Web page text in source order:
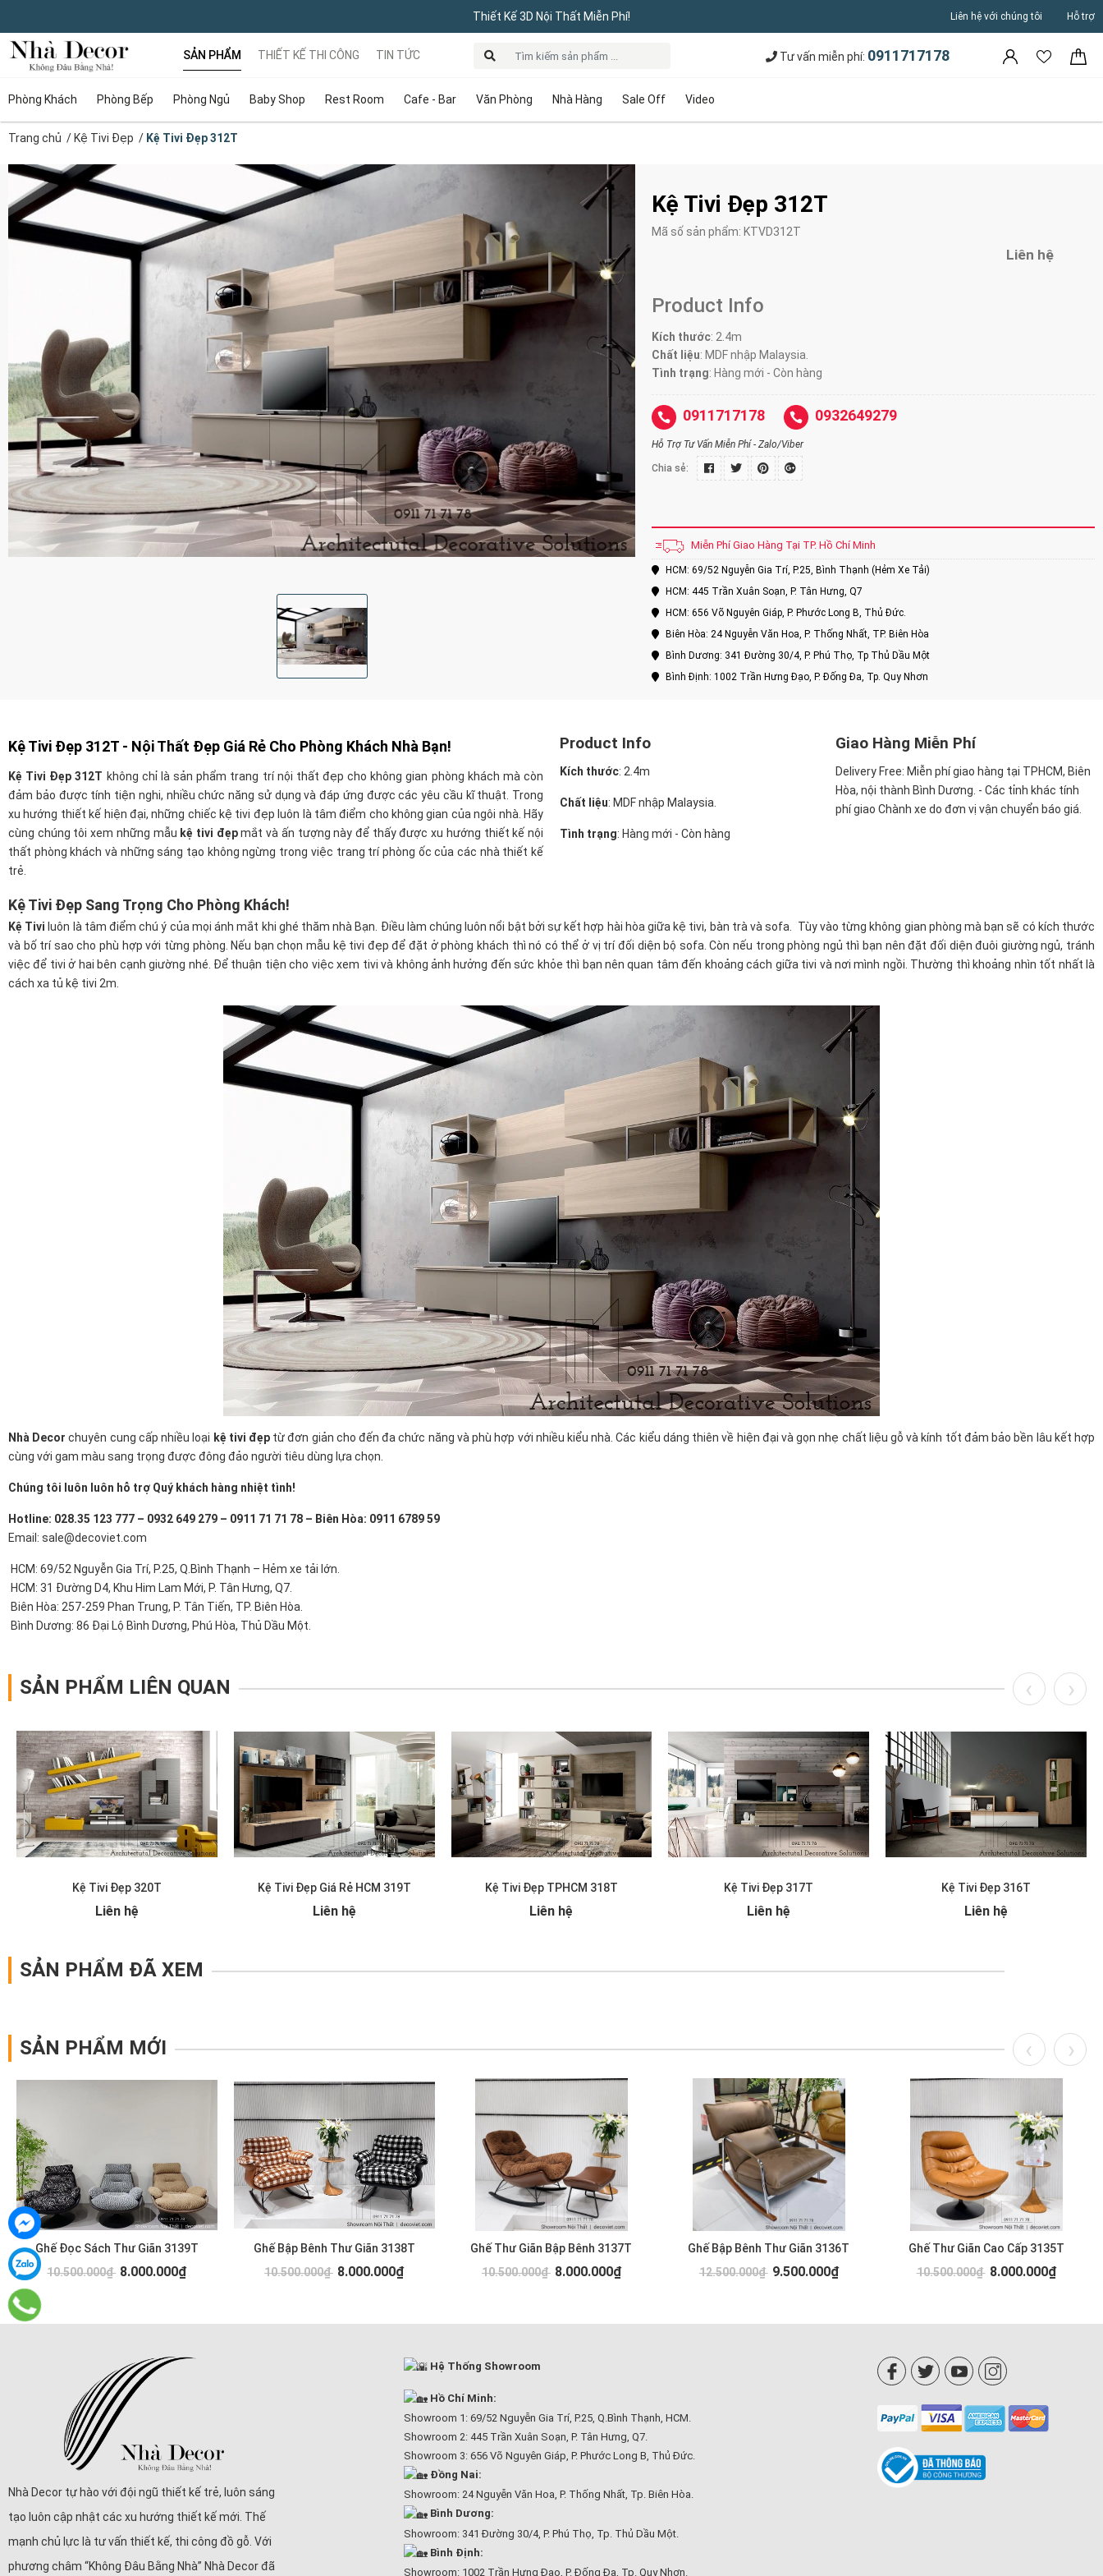
Thiết Kế 3D Nội Thất Miễn Phí! Liên hệ với chúng tôi Hỗ trợ
SẢN PHẨM
Phòng Khách Phòng Bếp Phòng Ngủ Baby Shop Rest Room Cafe - Bar Văn Phòng Nhà Hàng Sale Off Video
THIẾT KẾ THI CÔNG TIN TỨC Tư vấn miễn phí: 0911717178
Trang chủ / Kệ Tivi Đẹp / Kệ Tivi Đẹp 312T
Kệ Tivi Đẹp 312T
Mã số sản phẩm: KTVD312T
Liên hệ
Product Info
Kích thước: 2.4m
Chất liệu: MDF nhập Malaysia.
Tình trạng: Hàng mới - Còn hàng
0911717178 0932649279
Hỗ Trợ Tư Vấn Miễn Phí - Zalo/Viber
Chia sẻ:
Miễn Phí Giao Hàng Tại TP. Hồ Chí Minh
HCM: 69/52 Nguyễn Gia Trí, P.25, Bình Thạnh (Hẻm Xe Tải)
HCM: 445 Trần Xuân Soạn, P. Tân Hưng, Q7
HCM: 656 Võ Nguyên Giáp, P. Phước Long B, Thủ Đức.
Biên Hòa: 24 Nguyễn Văn Hoa, P. Thống Nhất, TP. Biên Hòa
Bình Dương: 341 Đường 30/4, P. Phú Thọ, Tp Thủ Dầu Một
Bình Định: 1002 Trần Hưng Đạo, P. Đống Đa, Tp. Quy Nhơn
Kệ Tivi Đẹp 312T - Nội Thất Đẹp Giá Rẻ Cho Phòng Khách Nhà Bạn!
Kệ Tivi Đẹp 312T không chỉ là sản phẩm trang trí nội thất đẹp cho không gian phòng khách mà còn
đảm bảo được tính tiện nghi, nhiều chức năng sử dụng và đáp ứng được các yêu cầu kĩ thuật. Trong
xu hướng thiết kế hiện đại, những chiếc kệ tivi đẹp luôn là tâm điểm cho không gian của ngôi nhà. Hãy
cùng chúng tôi xem những mẫu kệ tivi đẹpmắt và ấn tượng này để thấy được xu hướng thiết kế nội
thất phòng khách và những sáng tạo không ngừng trong việc trang trí phòng ốc của các nhà thiết kế
trẻ.
Product Info
Kích thước: 2.4m
Chất liệu: MDF nhập Malaysia.
Tình trạng: Hàng mới - Còn hàng
Giao Hàng Miễn Phí
Delivery Free: Miễn phí giao hàng tại TPHCM, Biên
Hòa, nội thành Bình Dương. - Các tỉnh khác tính
phí giao Chành xe do đơn vị vận chuyển báo giá.
Kệ Tivi Đẹp Sang Trọng Cho Phòng Khách!
Kệ Tivi luôn là tâm điểm chú ý của mọi ánh mắt khi ghé thăm nhà Bạn. Điều làm chúng luôn nổi bật bởi sự kết hợp hài hòa giữa kệ tivi, bàn trà và sofa. Tùy vào từng không gian phòng mà bạn sẽ có kích thước
và bố trí sao cho phù hợp với từng phòng. Nếu bạn chọn mẫu kệ tivi đẹp để đặt ở phòng khách thì nó có thể ở vị trí đối diện bộ sofa. Còn nếu trong phòng ngủ thì bạn nên đặt đối diện đuôi giường ngủ, tránh
việc để tivi ở hai bên cạnh giường nhé. Để thuận tiện cho việc xem tivi và không ảnh hưởng đến sức khỏe thì bạn nên quan tâm đến khoảng cách giữa tivi và nơi mình ngồi. Thường thì khoảng nhìn tốt nhất là
cách xa tủ kệ tivi 2m.
Nhà Decor chuyên cung cấp nhiều loại kệ tivi đẹptừ đơn giản cho đến đa chức năng và phù hợp với nhiều kiểu nhà. Các kiểu dáng thiên về hiện đại và gọn nhẹ chất liệu gỗ và kính tốt đảm bảo bền lâu kết hợp
cùng với gam màu sang trọng được đông đảo người tiêu dùng lựa chọn.
Chúng tôi luôn luôn hỗ trợ Quý khách hàng nhiệt tình!
Hotline: 028.35 123 777 – 0932 649 279 – 0911 71 71 78 – Biên Hòa: 0911 6789 59
Email: sale@decoviet.com
HCM: 69/52 Nguyễn Gia Trí, P.25, Q.Bình Thạnh – Hẻm xe tải lớn.
HCM: 31 Đường D4, Khu Him Lam Mới, P. Tân Hưng, Q7.
Biên Hòa: 257-259 Phan Trung, P. Tân Tiến, TP. Biên Hòa.
Bình Dương: 86 Đại Lộ Bình Dương, Phú Hòa, Thủ Dầu Một.
SẢN PHẨM LIÊN QUAN
Kệ Tivi Đẹp 320T
Liên hệ
Kệ Tivi Đẹp Giá Rẻ HCM 319T
Liên hệ
Kệ Tivi Đẹp TPHCM 318T
Liên hệ
Kệ Tivi Đẹp 317T
Liên hệ
Kệ Tivi Đẹp 316T
Liên hệ
SẢN PHẨM ĐÃ XEM
SẢN PHẨM MỚI
Ghế Đọc Sách Thư Giãn 3139T
10.500.000₫ 8.000.000₫
Ghế Bập Bênh Thư Giãn 3138T
10.500.000₫ 8.000.000₫
Ghế Thư Giãn Bập Bênh 3137T
10.500.000₫ 8.000.000₫
Ghế Bập Bênh Thư Giãn 3136T
12.500.000₫ 9.500.000₫
Ghế Thư Giãn Cao Cấp 3135T
10.500.000₫ 8.000.000₫
Nhà Decor tự hào với đội ngũ thiết kế trẻ, luôn sáng
tạo luôn cập nhật các xu hướng thiết kế mới. Thế
mạnh chủ lực là tư vấn thiết kế, thi công đồ gỗ. Với
phương châm “Không Đâu Bằng Nhà” Nhà Decor đã
Hệ Thống Showroom
Hồ Chí Minh:
Showroom 1: 69/52 Nguyễn Gia Trí, P.25, Q.Bình Thạnh, HCM.
Showroom 2: 445 Trần Xuân Soạn, P. Tân Hưng, Q7.
Showroom 3: 656 Võ Nguyên Giáp, P. Phước Long B, Thủ Đức.
Đồng Nai:
Showroom: 24 Nguyễn Văn Hoa, P. Thống Nhất, Tp. Biên Hòa.
Bình Dương:
Showroom: 341 Đường 30/4, P. Phú Thọ, Tp. Thủ Dầu Một.
Bình Định:
Showroom: 1002 Trần Hưng Đạo, P. Đống Đa, Tp. Quy Nhơn.